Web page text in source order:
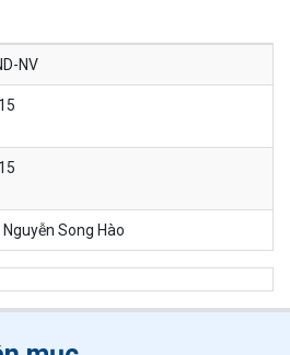
NV
Song Hào